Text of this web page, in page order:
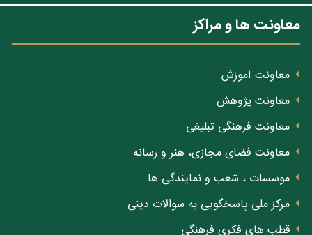
معاونت ها و مراکز
معاونت آموزش
معاونت پژوهش
معاونت فرهنگی تبلیغی
معاونت فضای مجازی، هنر و رسانه
موسسات ، شعب و نمایندگی ها
مرکز ملی پاسخگویی به سوالات دینی
قطب های فکری فرهنگی